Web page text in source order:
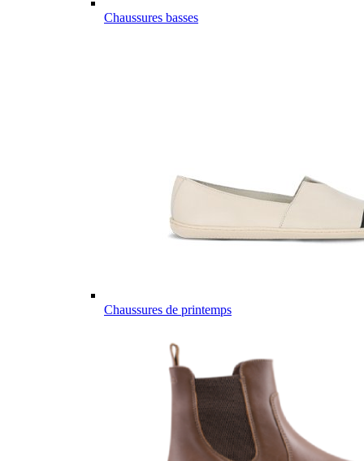
Chaussures basses
Chaussures de printemps